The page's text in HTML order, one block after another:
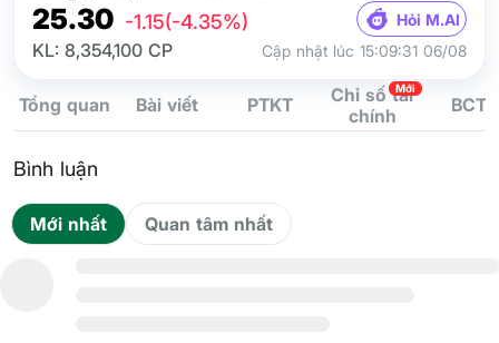
25.30 -1.15(-4.35%) Hỏi M.AI
KL: 8,354,100 CP Cập nhật lúc 15:09:31 06/08
Tổng quan Bài viết PTKT
Chỉ số tài
chính
Mới
BCTC
Bình luận
Quan tâm nhất
Mới nhất